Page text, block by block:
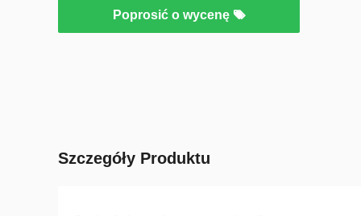
Poprosić o wycenę
Szczegóły Produktu